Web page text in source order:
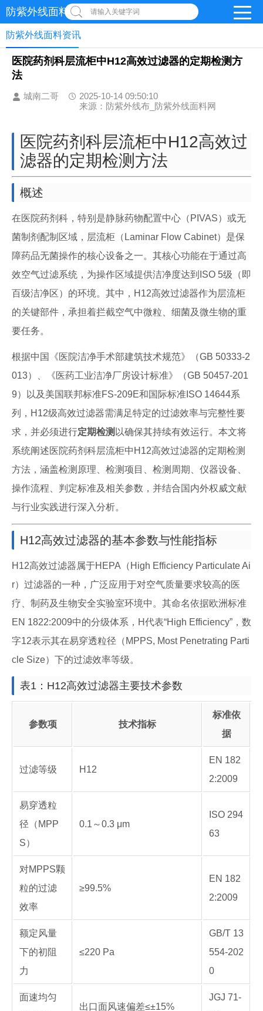
防紫外线面料网 请输入关键字词
防紫外线面料资讯
医院药剂科层流柜中H12高效过滤器的定期检测方
法
城南二哥
2025-10-14 09:50:10
来源：防紫外线布_防紫外线面料网
医院药剂科层流柜中H12高效过
滤器的定期检测方法
概述
在医院药剂科，特别是静脉药物配置中心（PIVAS）或无
菌制剂配制区域，层流柜（Laminar Flow Cabinet）是保
障药品无菌操作的核心设备之一。其核心功能在于通过高
效空气过滤系统，为操作区域提供洁净度达到ISO 5级（即
百级洁净区）的环境。其中，H12高效过滤器作为层流柜
的关键部件，承担着拦截空气中微粒、细菌及微生物的重
要任务。
根据中国《医院洁净手术部建筑技术规范》（GB 50333-2
013）、《医药工业洁净厂房设计标准》（GB 50457-201
9）以及美国联邦标准FS-209E和国际标准ISO 14644系
列，H12级高效过滤器需满足特定的过滤效率与完整性要
求，并必须进行定期检测 以确保其持续有效运行。本文将
系统阐述医院药剂科层流柜中H12高效过滤器的定期检测
方法，涵盖检测原理、检测项目、检测周期、仪器设备、
操作流程、判定标准及相关参数，并结合国内外权威文献
与行业实践进行深入分析。
H12高效过滤器的基本参数与性能指标
H12高效过滤器属于HEPA（High Efficiency Particulate Ai
r）过滤器的一种，广泛应用于对空气质量要求较高的医
疗、制药及生物安全实验室环境中。其命名依据欧洲标准
EN 1822:2009中的分级体系，H代表“High Efficiency”，数
字12表示其在易穿透粒径（MPPS, Most Penetrating Parti
cle Size）下的过滤效率等级。
表1：H12高效过滤器主要技术参数
参数项 技术指标
标准依
据
过滤等级 H12
EN 182
2:2009
易穿透粒
径（MPP
S）
0.1～0.3 μm
ISO 294
63
对MPPS颗
粒的过滤
效率
≥99.5%
EN 182
2:2009
额定风量
下的初阻
力
≤220 Pa
GB/T 13
554-202
0
面速均匀
出口面风速偏差≤±15%
JGJ 71-